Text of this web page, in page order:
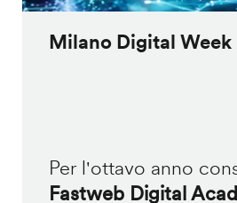
Milano Digital Week
Per l'ottavo anno
Fastweb Digital